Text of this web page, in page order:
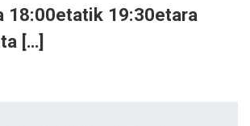
18:00etatik 19:30etara
[…]